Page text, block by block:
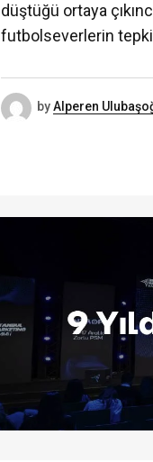
düştüğü ortaya
futbolseverlerin
byAlperen